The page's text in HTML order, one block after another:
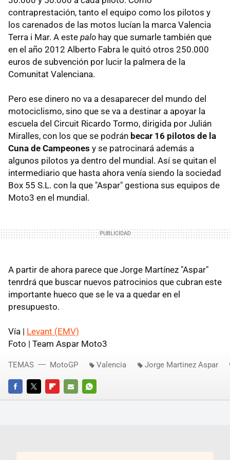
contraprestación, tanto el equipo como los pilotos y
los carenados de las motos lucían la marca Valencia
Terra i Mar. A este palo hay que sumarle también que
en el año 2012 Alberto Fabra le quitó otros 250.000
euros de subvención por lucir la palmera de la
Comunitat Valenciana.
Pero ese dinero no va a desaparecer del mundo del
motociclismo, sino que se va a destinar a apoyar la
escuela del Circuit Ricardo Tormo, dirigida por Julián
Miralles, con los que se podrán becar 16 pilotos de la
Cuna de Campeones y se patrocinará además a
algunos pilotos ya dentro del mundial. Así se quitan el
intermediario que hasta ahora venía siendo la sociedad
Box 55 S.L. con la que "Aspar" gestiona sus equipos de
Moto3 en el mundial.
A partir de ahora parece que Jorge Martínez "Aspar"
tenrdrá que buscar nuevos patrocinios que cubran este
importante hueco que se le va a quedar en el
presupuesto.
Vía | Levant (EMV)
Foto | Team Aspar Moto3
FACEBOOKTWITTERFLIPBOARD
E-
WHATSAPP
TEMAS MotoGP Valencia Jorge Martinez Aspar